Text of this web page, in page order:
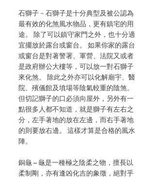
石獅子－石獅子是十分典型及被公認為
最有效的化煞風水物品，更有鎮宅的用
途。 除了可以鎮守家門之外，也十分適
宜擺放於露台或窗台。 如果你家的露台
或窗台是對著警署、軍營、法院又或者
是政府辦公大樓等，可以放一對石獅子
來化煞。 除此之外亦可以化解廟宇、醫
院、殯儀館及墳場等陰氣較重的陰煞。
但切記獅子的口必須向屋外，另外有一
點很多人都不知道，就是獅子有左右之
分，左手著地的放在左邊，而右手著地
的則要放右邊。 這樣才算是合格的風水
陣。
銅龜 – 龜是一種極之陰柔之物，擅長以
柔制剛，亦有逢凶化吉的象徵，絕對乎